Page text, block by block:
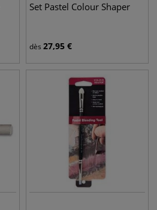
Set Pastel Colour Shaper
dès 27,95 €